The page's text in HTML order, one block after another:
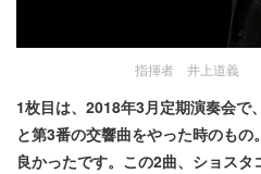
指揮者 井上道
1枚目は、2018年3月定期演奏会で
と第3番の交響曲をやった時のも
良かったです。この2曲、ショス